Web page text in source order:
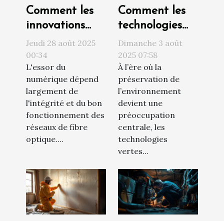
Comment les
innovations
technologiques
réduisent le
coût de
réparation de
la fibre
optique ?
Jeudi 28 août 2025
00:34
L'essor du
numérique dépend
largement de
l'intégrité et du bon
fonctionnement des
réseaux de fibre
optique....
Comment les
technologies
vertes
transforment-
elles la
rénovation
domiciliaire ?
Dimanche 3 août
2025 07:58
À l’ère où la
préservation de
l’environnement
devient une
préoccupation
centrale, les
technologies
vertes...